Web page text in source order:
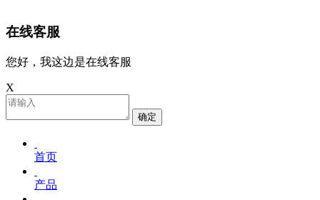
在线客服
您好，我这边是在线客服
X
确定
首页
产品